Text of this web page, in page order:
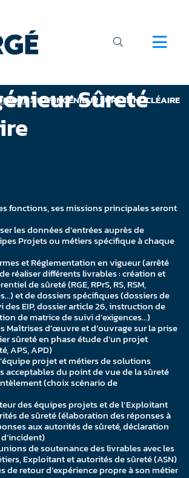
>H/F INGÉNIEUR SÛRETÉ NUCLÉAIRE
Sûreté
fonctions, ses missions principales seront
les données d’entrées auprès de
Projets ou métiers spécifique à chaque
et Réglementation en vigueur (arrêté
réaliser différents livrables : création et
de sûreté (RGE, RPrS, RS, RSM,
et de dossiers spécifiques (dossiers de
EIP, dossier article 26, instruction de
de matrice de suivi d’exigences…)
Maîtrises d’œuvre et d’ouvrage sur la prise
sûreté en phase étude d’un projet
APS, APD)
projet et métiers de solutions
acceptables du point de vue de la sûreté
(choix scénario de
des équipes projets et de l’Exploitant
de sûreté (élaboration des réponses à
aux autorités de sûreté, déclaration
de soutenance des livrables avec les
Exploitant et autorités de sûreté (ASN)
de retour d’expérience propre à son métier